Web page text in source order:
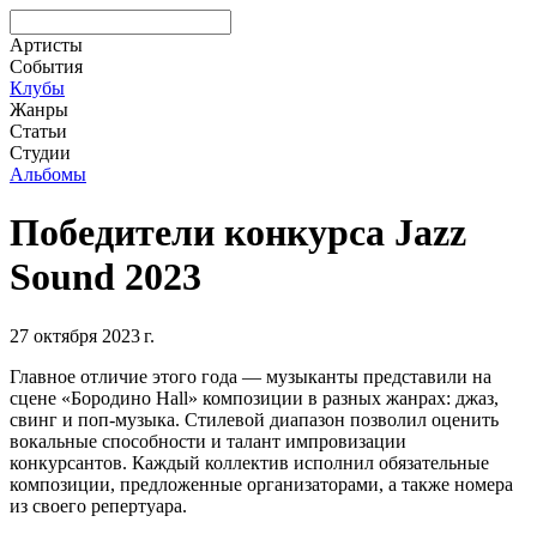
Артисты
События
Клубы
Жанры
Статьи
Студии
Альбомы
Победители конкурса Jazz
Sound 2023
27 октября 2023 г.
Главное отличие этого года — музыканты представили на
сцене «Бородино Hall» композиции в разных жанрах: джаз,
свинг и поп-музыка. Стилевой диапазон позволил оценить
вокальные способности и талант импровизации
конкурсантов. Каждый коллектив исполнил обязательные
композиции, предложенные организаторами, а также номера
из своего репертуара.